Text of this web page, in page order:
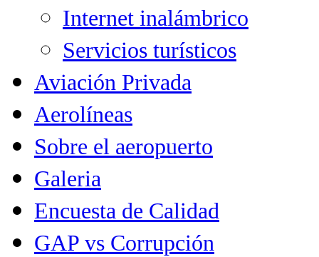
Internet inalámbrico
Servicios turísticos
Aviación Privada
Aerolíneas
Sobre el aeropuerto
Galeria
Encuesta de Calidad
GAP vs Corrupción